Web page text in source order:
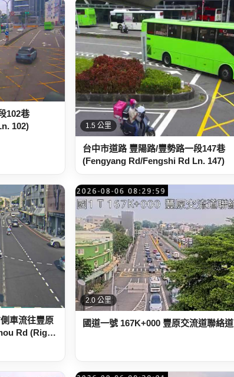
102巷
102)
1.5 公里
台中市道路 豐陽路/豐勢路一段147巷
(Fengyang Rd/Fengshi Rd Ln. 147)
車流往豐原
Rd (Rig…
2.0 公里
國道一號 167K+000 豐原交流道聯絡道